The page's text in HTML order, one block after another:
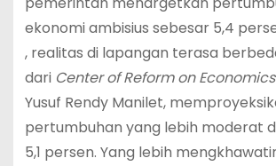
ekonomi ambisius sebesar 5,4
, realitas di lapangan terasa
dari Center of Reform on Economics
Yusuf Rendy Manilet,
pertumbuhan yang lebih moderat
5,1 persen. Yang lebih